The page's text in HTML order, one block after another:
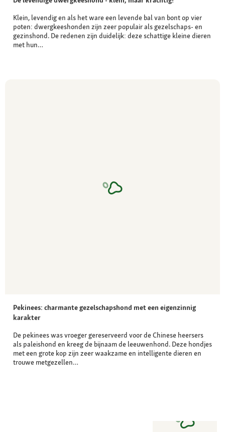
Klein, levendig en als het ware een levende bal van bont op vier
poten: dwergkeeshonden zijn zeer populair als gezelschaps- en
gezinshond. De redenen zijn duidelijk: deze schattige kleine dieren
met hun…
Pekinees: charmante gezelschapshond met een eigenzinnig
karakter
De pekinees was vroeger gereserveerd voor de Chinese heersers
als paleishond en kreeg de bijnaam de leeuwenhond. Deze hondjes
met een grote kop zijn zeer waakzame en intelligente dieren en
trouwe metgezellen…